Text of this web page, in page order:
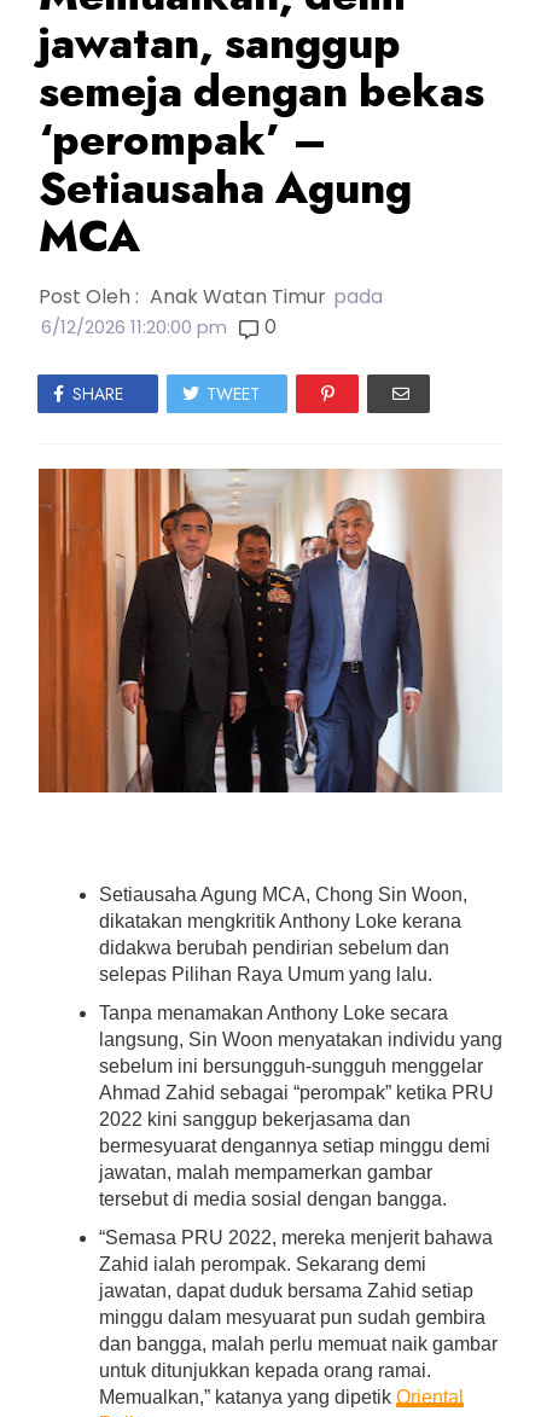
jawatan, sanggup
semeja dengan bekas
‘perompak’ –
Setiausaha Agung
MCA
Post Oleh : Anak Watan Timur pada
6/12/2026 11:20:00 pm 0
SHARE TWEET
Setiausaha Agung MCA, Chong Sin Woon,
dikatakan mengkritik Anthony Loke kerana
didakwa berubah pendirian sebelum dan
selepas Pilihan Raya Umum yang lalu.
Tanpa menamakan Anthony Loke secara
langsung, Sin Woon menyatakan individu yang
sebelum ini bersungguh-sungguh menggelar
Ahmad Zahid sebagai “perompak” ketika PRU
2022 kini sanggup bekerjasama dan
bermesyuarat dengannya setiap minggu demi
jawatan, malah mempamerkan gambar
tersebut di media sosial dengan bangga.
“Semasa PRU 2022, mereka menjerit bahawa
Zahid ialah perompak. Sekarang demi
jawatan, dapat duduk bersama Zahid setiap
minggu dalam mesyuarat pun sudah gembira
dan bangga, malah perlu memuat naik gambar
untuk ditunjukkan kepada orang ramai.
Memualkan,” katanya yang dipetik Oriental